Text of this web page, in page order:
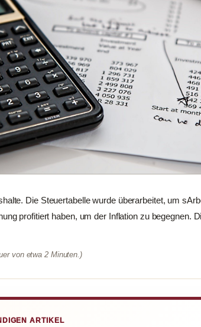
Die Steuertabelle wurde überarbeitet, um
profitiert haben, um der Inflation zu begegnen.
von etwa 2 Minuten.)
ARTIKEL